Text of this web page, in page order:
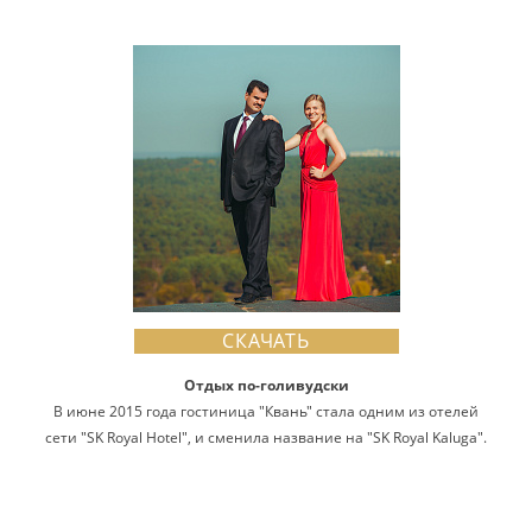
СКАЧАТЬ
Отдых по-голивудски
В июне 2015 года гостиница "Квань" стала одним из отелей
сети "SK Royal Hotel", и сменила название на "SK Royal Kaluga".